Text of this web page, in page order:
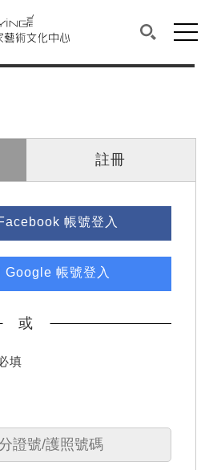
化中心
區。
列有本網站主要連結。
文化中心
搜尋(開
網
主要內容區。
註冊
帳號登入
Google 帳號登入
或
填